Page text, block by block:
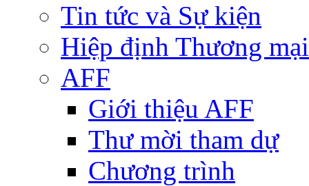
Tin tức và Sự kiện
Hiệp định Thương
AFF
Giới thiệu AFF
Thư mời tham dự
Chương trình